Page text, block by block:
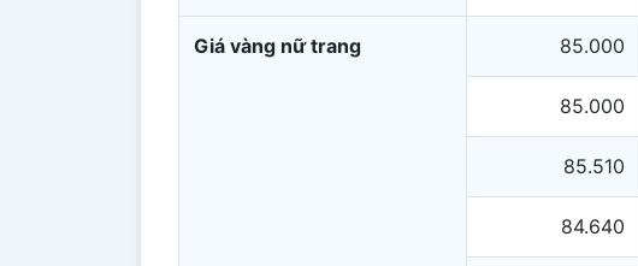
Giá vàng nữ trang 85.000
85.000
85.510
84.640